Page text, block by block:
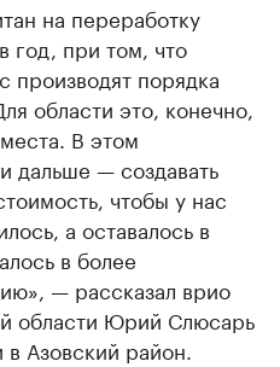
на переработку
год, при том, что
производят порядка
области это, конечно,
В этом
дальше — создавать
чтобы у нас
а оставалось в
в более
— рассказал врио
области Юрий Слюсарь
в Азовский район.